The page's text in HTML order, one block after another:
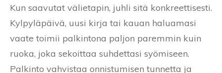
Kun saavutat välietapin, juhli sitä konkreettisesti.
Kylpyläpäivä, uusi kirja tai kauan haluamasi
vaate toimii palkintona paljon paremmin kuin
ruoka, joka sekoittaa suhdettasi syömiseen.
Palkinto vahvistaa onnistumisen tunnetta ja